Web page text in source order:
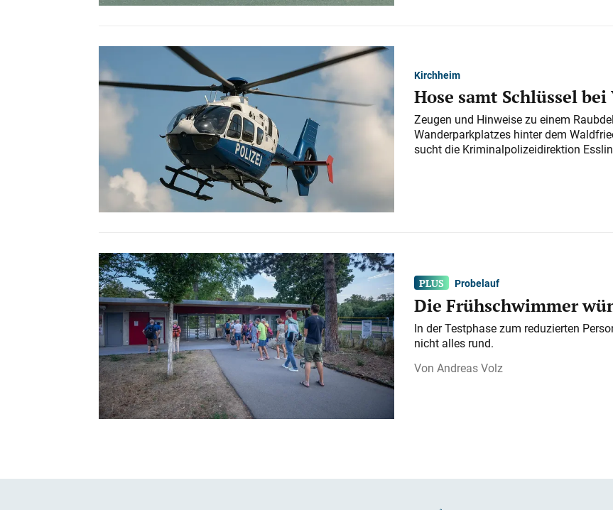
Kirchheim
Hose samt Schlüssel
Zeugen und Hinweise zu einem
Wanderparkplatzes hinter dem
sucht die Kriminalpolizeidirektion
Probelauf
Die Frühschwimmer
In der Testphase zum reduzierten
nicht alles rund.
Andreas Volz